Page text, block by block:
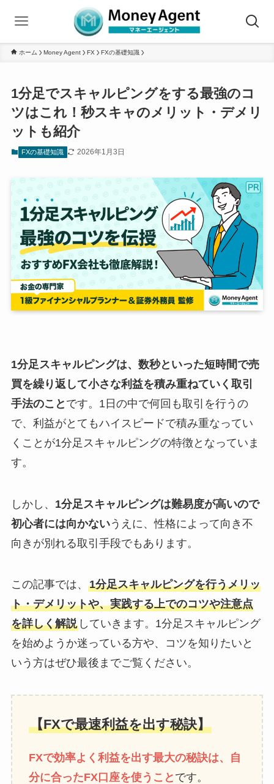
ホーム Money Agent FX FXの基礎知識
1分足でスキャルピングをする最強のコ
ツはこれ！秒スキャのメリット・デメリ
ットも紹介
FXの基礎知識 2026年1月3日
1分足スキャルピングは、数秒といった短時間で売
買を繰り返して小さな利益を積み重ねていく取引
手法のこと です。1日の中で何回も取引を行うの
で、利益がとてもハイスピードで積み重なってい
くことが1分足スキャルピングの特徴となっていま
す。
しかし、 1分足スキャルピングは難易度が高いので
初心者には向かないうえに、性格によって向き不
向きが別れる取引手段でもあります。
この記事では、 1分足スキャルピングを行うメリッ
ト・デメリットや、実践する上でのコツや注意点
を詳しく解説していきます。1分足スキャルピング
を始めようか迷っている方や、コツを知りたいと
いう方はぜひ最後までご覧ください。
【FXで最速利益を出す秘訣】
FXで効率よく利益を出す最大の秘訣は、自
分に合ったFX口座を使うこと です。